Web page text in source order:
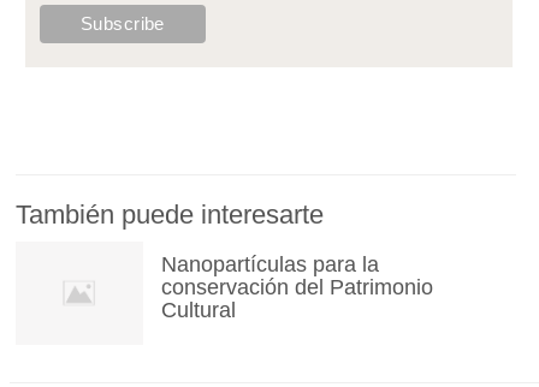
También puede interesarte
Nanopartículas para la
conservación del Patrimonio
Cultural